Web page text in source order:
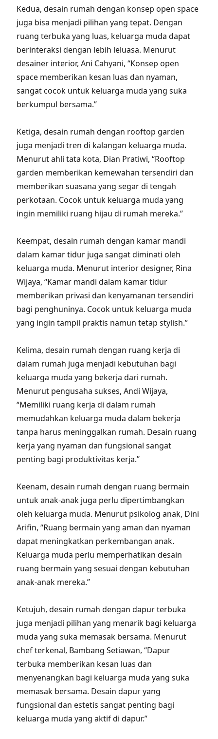
Kedua, desain rumah dengan konsep open space
juga bisa menjadi pilihan yang tepat. Dengan
ruang terbuka yang luas, keluarga muda dapat
berinteraksi dengan lebih leluasa. Menurut
desainer interior, Ani Cahyani, “Konsep open
space memberikan kesan luas dan nyaman,
sangat cocok untuk keluarga muda yang suka
berkumpul bersama.”
Ketiga, desain rumah dengan rooftop garden
juga menjadi tren di kalangan keluarga muda.
Menurut ahli tata kota, Dian Pratiwi, “Rooftop
garden memberikan kemewahan tersendiri dan
memberikan suasana yang segar di tengah
perkotaan. Cocok untuk keluarga muda yang
ingin memiliki ruang hijau di rumah mereka.”
Keempat, desain rumah dengan kamar mandi
dalam kamar tidur juga sangat diminati oleh
keluarga muda. Menurut interior designer, Rina
Wijaya, “Kamar mandi dalam kamar tidur
memberikan privasi dan kenyamanan tersendiri
bagi penghuninya. Cocok untuk keluarga muda
yang ingin tampil praktis namun tetap stylish.”
Kelima, desain rumah dengan ruang kerja di
dalam rumah juga menjadi kebutuhan bagi
keluarga muda yang bekerja dari rumah.
Menurut pengusaha sukses, Andi Wijaya,
“Memiliki ruang kerja di dalam rumah
memudahkan keluarga muda dalam bekerja
tanpa harus meninggalkan rumah. Desain ruang
kerja yang nyaman dan fungsional sangat
penting bagi produktivitas kerja.”
Keenam, desain rumah dengan ruang bermain
untuk anak-anak juga perlu dipertimbangkan
oleh keluarga muda. Menurut psikolog anak, Dini
Arifin, “Ruang bermain yang aman dan nyaman
dapat meningkatkan perkembangan anak.
Keluarga muda perlu memperhatikan desain
ruang bermain yang sesuai dengan kebutuhan
anak-anak mereka.”
Ketujuh, desain rumah dengan dapur terbuka
juga menjadi pilihan yang menarik bagi keluarga
muda yang suka memasak bersama. Menurut
chef terkenal, Bambang Setiawan, “Dapur
terbuka memberikan kesan luas dan
menyenangkan bagi keluarga muda yang suka
memasak bersama. Desain dapur yang
fungsional dan estetis sangat penting bagi
keluarga muda yang aktif di dapur.”